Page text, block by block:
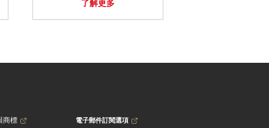
了解更多
商標
電子郵件訂閱選項